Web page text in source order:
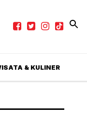
& KULINER